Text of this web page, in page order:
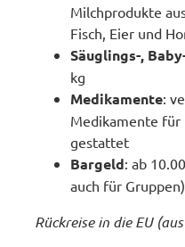
Milchprodukte
Fisch, Eier und
Säuglings-,
kg
Medikamente:
Medikamente für
gestattet
Bargeld: ab
auch für Gruppen)
Rückreise in die EU